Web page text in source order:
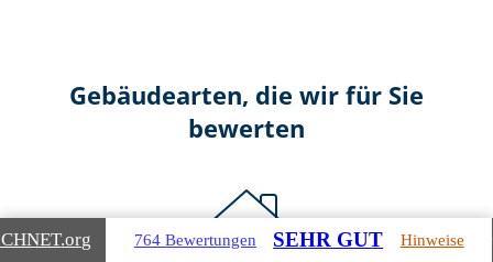
Gebäudearten, die wir für Sie
bewerten
.org 764 Bewertungen SEHR GUT Hinweise